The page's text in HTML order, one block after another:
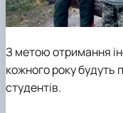
З метою отримання
кожного року будуть
студентів.